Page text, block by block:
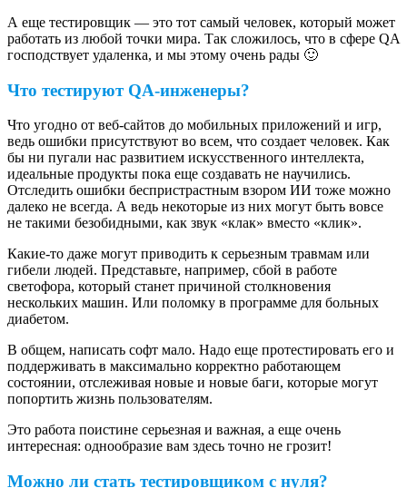
А еще тестировщик — это тот самый человек, который может
работать из любой точки мира. Так сложилось, что в сфере QA
господствует удаленка, и мы этому очень рады 🙂
Что тестируют QA-инженеры?
Что угодно от веб-сайтов до мобильных приложений и игр,
ведь ошибки присутствуют во всем, что создает человек. Как
бы ни пугали нас развитием искусственного интеллекта,
идеальные продукты пока еще создавать не научились.
Отследить ошибки беспристрастным взором ИИ тоже можно
далеко не всегда. А ведь некоторые из них могут быть вовсе
не такими безобидными, как звук «клак» вместо «клик».
Какие-то даже могут приводить к серьезным травмам или
гибели людей. Представьте, например, сбой в работе
светофора, который станет причиной столкновения
нескольких машин. Или поломку в программе для больных
диабетом.
В общем, написать софт мало. Надо еще протестировать его и
поддерживать в максимально корректно работающем
состоянии, отслеживая новые и новые баги, которые могут
попортить жизнь пользователям.
Это работа поистине серьезная и важная, а еще очень
интересная: однообразие вам здесь точно не грозит!
Можно ли стать тестировщиком с нуля?